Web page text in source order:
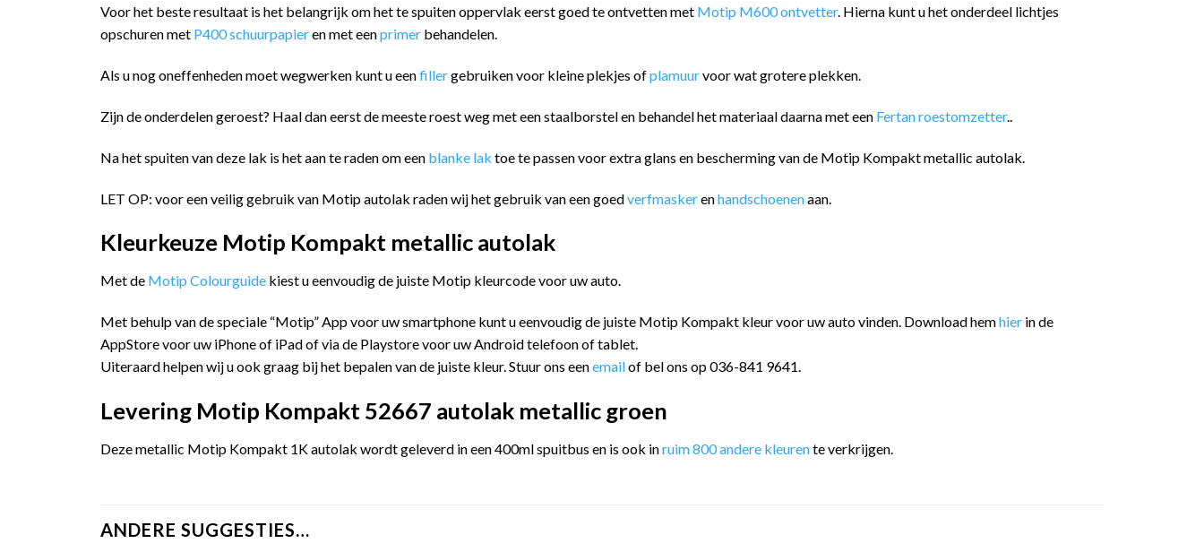
Voor het beste resultaat is het belangrijk om het te spuiten oppervlak eerst goed te ontvetten met Motip M600 ontvetter. Hierna kunt u het onderdeel lichtjes
opschuren met P400 schuurpapieren met eenprimer behandelen.
Als u nog oneffenheden moet wegwerken kunt u eenfillergebruiken voor kleine plekjes ofplamuurvoor wat grotere plekken.
Zijn de onderdelen geroest? Haal dan eerst de meeste roest weg met een staalborstel en behandel het materiaal daarna met een Fertan roestomzetter..
Na het spuiten van deze lak is het aan te raden om een blanke lak toe te passen voor extra glans en bescherming van de Motip Kompakt metallic autolak.
LET OP: voor een veilig gebruik van Motip autolak raden wij het gebruik van een goedverfmaskerenhandschoenenaan.
Kleurkeuze Motip Kompakt metallic autolak
Met de Motip Colourguide kiest u eenvoudig de juiste Motip kleurcode voor uw auto.
Met behulp van de speciale “Motip” App voor uw smartphone kunt u eenvoudig de juiste Motip Kompakt kleur voor uw auto vinden. Download hemhier in de
AppStore voor uw iPhone of iPad of via de Playstore voor uw Android telefoon of tablet.
Uiteraard helpen wij u ook graag bij het bepalen van de juiste kleur. Stuur ons eenemailof bel ons op 036-841 9641.
Levering Motip Kompakt 52667 autolak metallic groen
Deze metallic Motip Kompakt 1K autolak wordt geleverd in een 400ml spuitbus en is ook inruim 800 andere kleurente verkrijgen.
ANDERE SUGGESTIES…